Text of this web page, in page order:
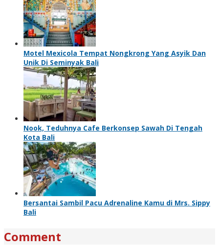
Motel Mexicola Tempat Nongkrong Yang Asyik Dan
Unik Di Seminyak Bali
Nook, Teduhnya Cafe Berkonsep Sawah Di Tengah
Kota Bali
Bersantai Sambil Pacu Adrenaline Kamu di Mrs. Sippy
Bali
Comment